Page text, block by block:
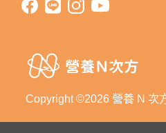
Copyright ©2026 營養 N 次